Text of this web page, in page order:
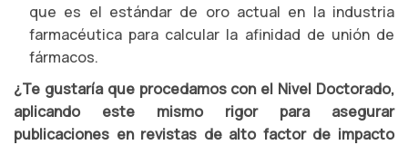
que es el estándar de oro actual en la industria
farmacéutica para calcular la afinidad de unión de
fármacos.
¿Te gustaría que procedamos con el Nivel Doctorado,
aplicando este mismo rigor para asegurar
publicaciones en revistas de alto factor de impacto